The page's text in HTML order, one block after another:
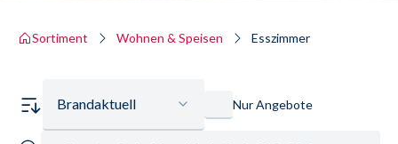
Sortiment Wohnen & Speisen Esszimmer
Brandaktuell Nur Angebote